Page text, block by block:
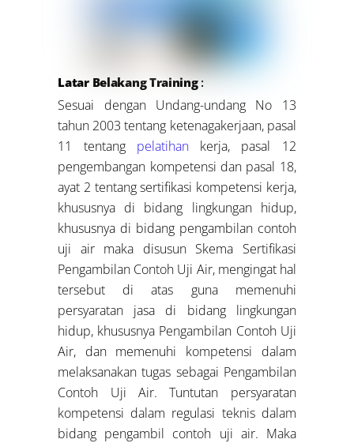
Latar Belakang Training:
Sesuai dengan Undang-undang No 13
tahun 2003 tentang ketenagakerjaan, pasal
11 tentang pelatihankerja, pasal 12
pengembangan kompetensi dan pasal 18,
ayat 2 tentang sertifikasi kompetensi kerja,
khususnya di bidang lingkungan hidup,
khususnya di bidang pengambilan contoh
uji air maka disusun Skema Sertifikasi
Pengambilan Contoh Uji Air, mengingat hal
tersebut di atas guna memenuhi
persyaratan jasa di bidang lingkungan
hidup, khususnya Pengambilan Contoh Uji
Air, dan memenuhi kompetensi dalam
melaksanakan tugas sebagai Pengambilan
Contoh Uji Air. Tuntutan persyaratan
kompetensi dalam regulasi teknis dalam
bidang pengambil contoh uji air. Maka